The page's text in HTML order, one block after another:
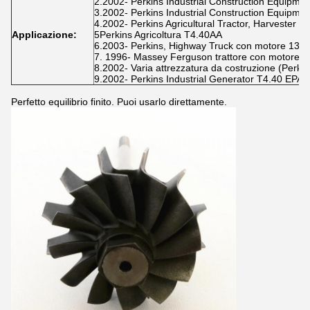
Applicazione:
3.2002- Perkins Industrial Construction
4.2002- Perkins Agricultural Tractor, Harvester
5Perkins Agricoltura T4.40AA
6.2003- Perkins, Highway Truck con motore
7. 1996- Massey Ferguson trattore con motore
8.2002- Varia attrezzatura da costruzione
9.2002- Perkins Industrial Generator T4.40 EPA
Perfetto equilibrio finito. Puoi usarlo direttamente.